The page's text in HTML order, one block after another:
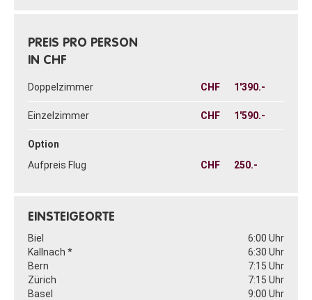
PREIS PRO PERSON
IN CHF
Doppelzimmer CHF 1'390.-
Einzelzimmer CHF 1'590.-
Option
Aufpreis Flug
CHF 250.-
EINSTEIGEORTE
Biel
6:00 Uhr
Kallnach *
6:30 Uhr
Bern
7:15 Uhr
Zürich
7:15 Uhr
Basel
9:00 Uhr